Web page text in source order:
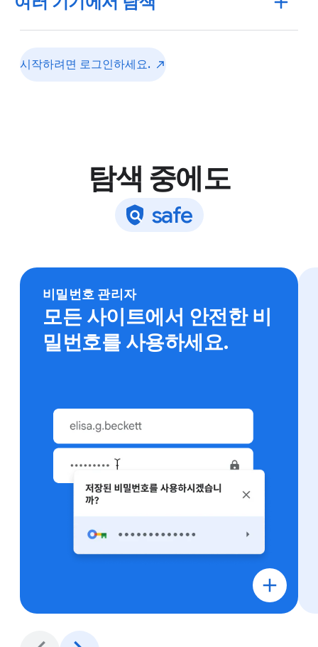
비밀번호 등에 액세스하세요.
시작하려면 로그인하세요.
탐색 중에도
safe
비밀번호 관리자
모든 사이트에서 안전한 비
밀번호를 사용하세요.